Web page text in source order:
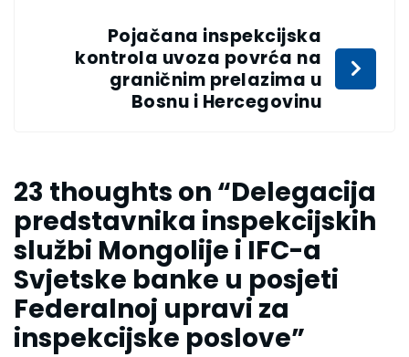
Pojačana inspekcijska
kontrola uvoza povrća na
graničnim prelazima u
Bosnu i Hercegovinu
23 thoughts on “Delegacija
predstavnika inspekcijskih
službi Mongolije i IFC-a
Svjetske banke u posjeti
Federalnoj upravi za
inspekcijske poslove”